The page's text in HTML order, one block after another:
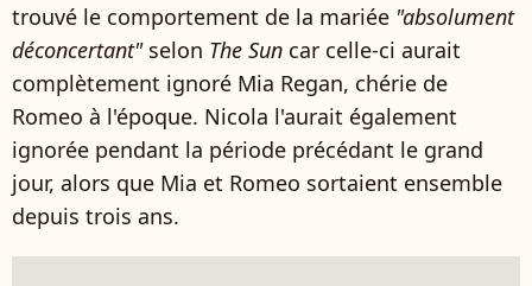
trouvé le comportement de la mariée "absolument
déconcertant"selon The Sun car celle-ci aurait
complètement ignoré Mia Regan, chérie de
Romeo à l'époque. Nicola l'aurait également
ignorée pendant la période précédant le grand
jour, alors que Mia et Romeo sortaient ensemble
depuis trois ans.